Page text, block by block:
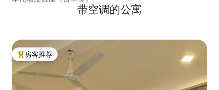
带空调的公寓
热门「房客推荐」
房客推荐